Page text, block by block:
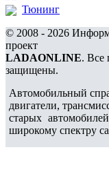
Тюнинг
© 2008 - 2026
проект
LADAONLINE. Все
защищены.
Автомобильный
двигатели,
старых
широкому спектру